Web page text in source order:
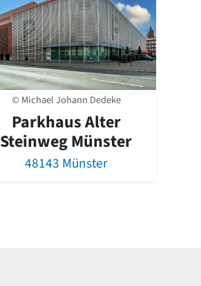
© Michael Johann Dedeke
Parkhaus Alter
Steinweg Münster
48143 Münster